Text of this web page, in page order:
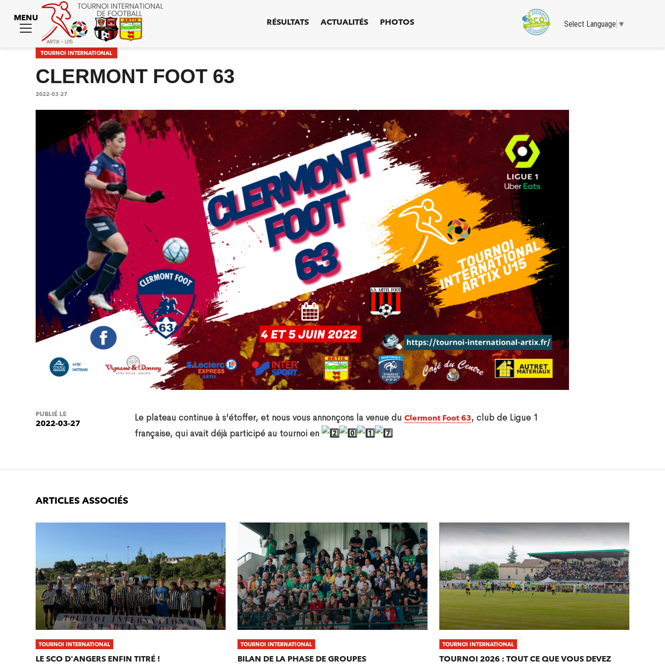
MENU
Toggle
menu
RÉSULTATS ACTUALITÉS PHOTOS Select Language ▼
TOURNOI INTERNATIONAL
CLERMONT FOOT 63
2022-03-27
Le plateau continue à s'étoffer, et nous vous annonçons la venue du Clermont Foot 63, club de Ligue 1
française, qui avait déjà participé au tournoi en
PUBLIÉ LE
2022-03-27
ARTICLES ASSOCIÉS
TOURNOI INTERNATIONAL
LE SCO D'ANGERS ENFIN TITRÉ !
TOURNOI INTERNATIONAL
BILAN DE LA PHASE DE GROUPES
TOURNOI INTERNATIONAL
TOURNOI 2026 : TOUT CE QUE VOUS DEVEZ